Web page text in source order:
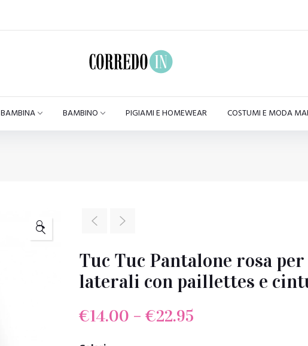
BAMBINA BAMBINO PIGIAMI E HOMEWEAR COSTUMI E MODA
🔍
Tuc Tuc Pantalone rosa
laterali con paillettes e
€14.00 – €22.95